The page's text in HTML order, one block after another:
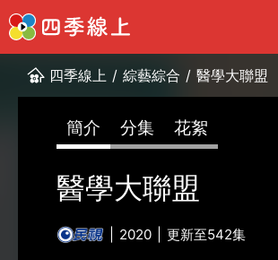
四季線上 / 綜藝綜合 / 醫學大聯盟
簡介 分集 花絮
醫學大聯盟
2020 更新至542集